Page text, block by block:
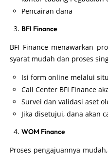
Pencairan dana
BFI Finance
BFI Finance menawarkan
syarat mudah dan proses
Isi form online melalui
Call Center BFI Finance
Survei dan validasi aset
Jika disetujui, dana akan
WOM Finance
Proses pengajuannya